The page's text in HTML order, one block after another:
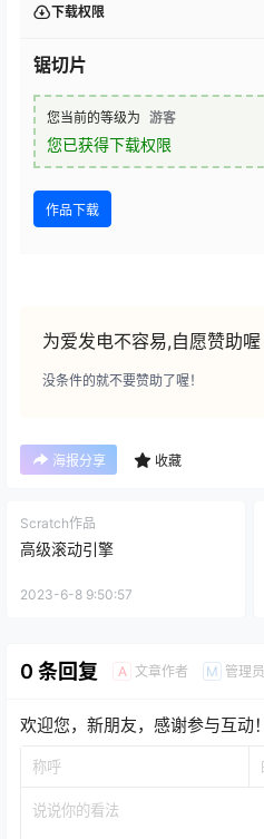
下载权限
锯切片
您当前的等级为 游客
您已获得下载权限
作品下载
为爱发电不容易,自愿赞助喔
没条件的就不要赞助了喔！
海报分享 收藏
Scratch作品
高级滚动引擎
2023-6-8 9:50:57
0 条回复 A 文章作者 M 管理员
欢迎您，新朋友，感谢参与互动！